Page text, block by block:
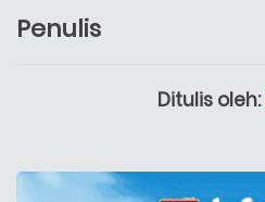
Penulis
Ditulis oleh: